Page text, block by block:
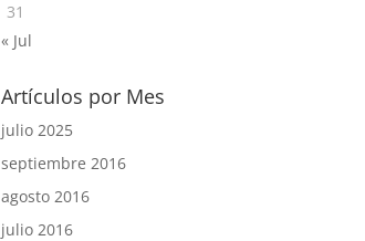
31
« Jul
Artículos por Mes
julio 2025
septiembre 2016
agosto 2016
julio 2016